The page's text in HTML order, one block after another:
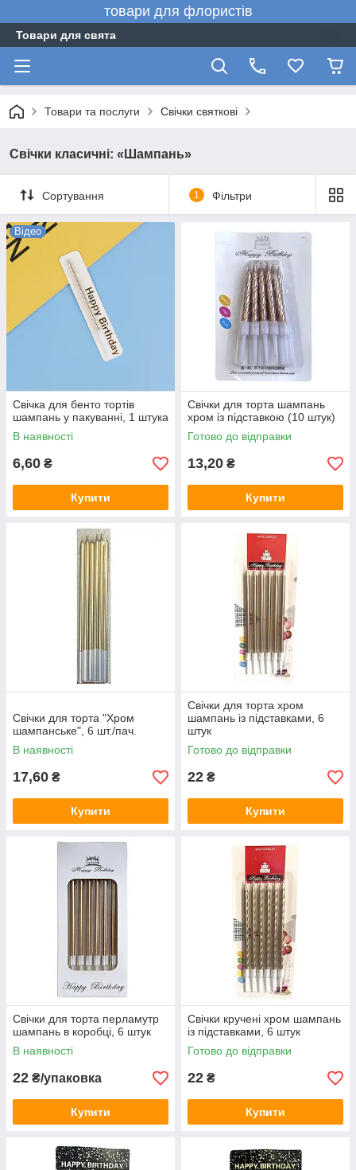
товари для флористів
Товари для свята
Товари та послуги Свічки святкові
Свічки класичні: «Шампань»
Сортування 1 Фільтри
Відео
Свічка для бенто тортів
шампань у пакуванні, 1 штука
В наявності
6,60 ₴
Купити
Свічки для торта шампань
хром із підставкою (10 штук)
Готово до відправки
13,20 ₴
Купити
Свічки для торта "Хром
шампанське", 6 шт./пач.
В наявності
17,60 ₴
Купити
Свічки для торта хром
шампань із підставками, 6
штук
Готово до відправки
22 ₴
Купити
Свічки для торта перламутр
шампань в коробці, 6 штук
В наявності
22 ₴/упаковка
Купити
Свічки кручені хром шампань
із підставками, 6 штук
Готово до відправки
22 ₴
Купити